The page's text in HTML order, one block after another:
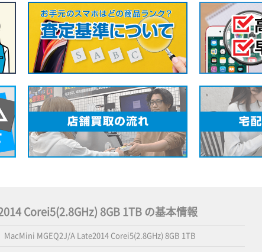
Corei5(2.8GHz) 8GB 1TB の基本情報
MacMini MGEQ2J/A Late2014 Corei5(2.8GHz) 8GB 1TB